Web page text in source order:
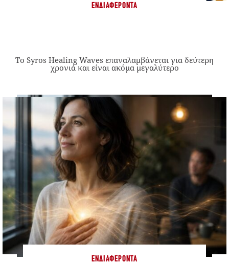
ΕΝΔΙΑΦΈΡΟΝΤΑ
Το Syros Healing Waves επαναλαμβάνεται για δεύτερη
χρονιά και είναι ακόμα μεγαλύτερο
ΕΝΔΙΑΦΈΡΟΝΤΑ